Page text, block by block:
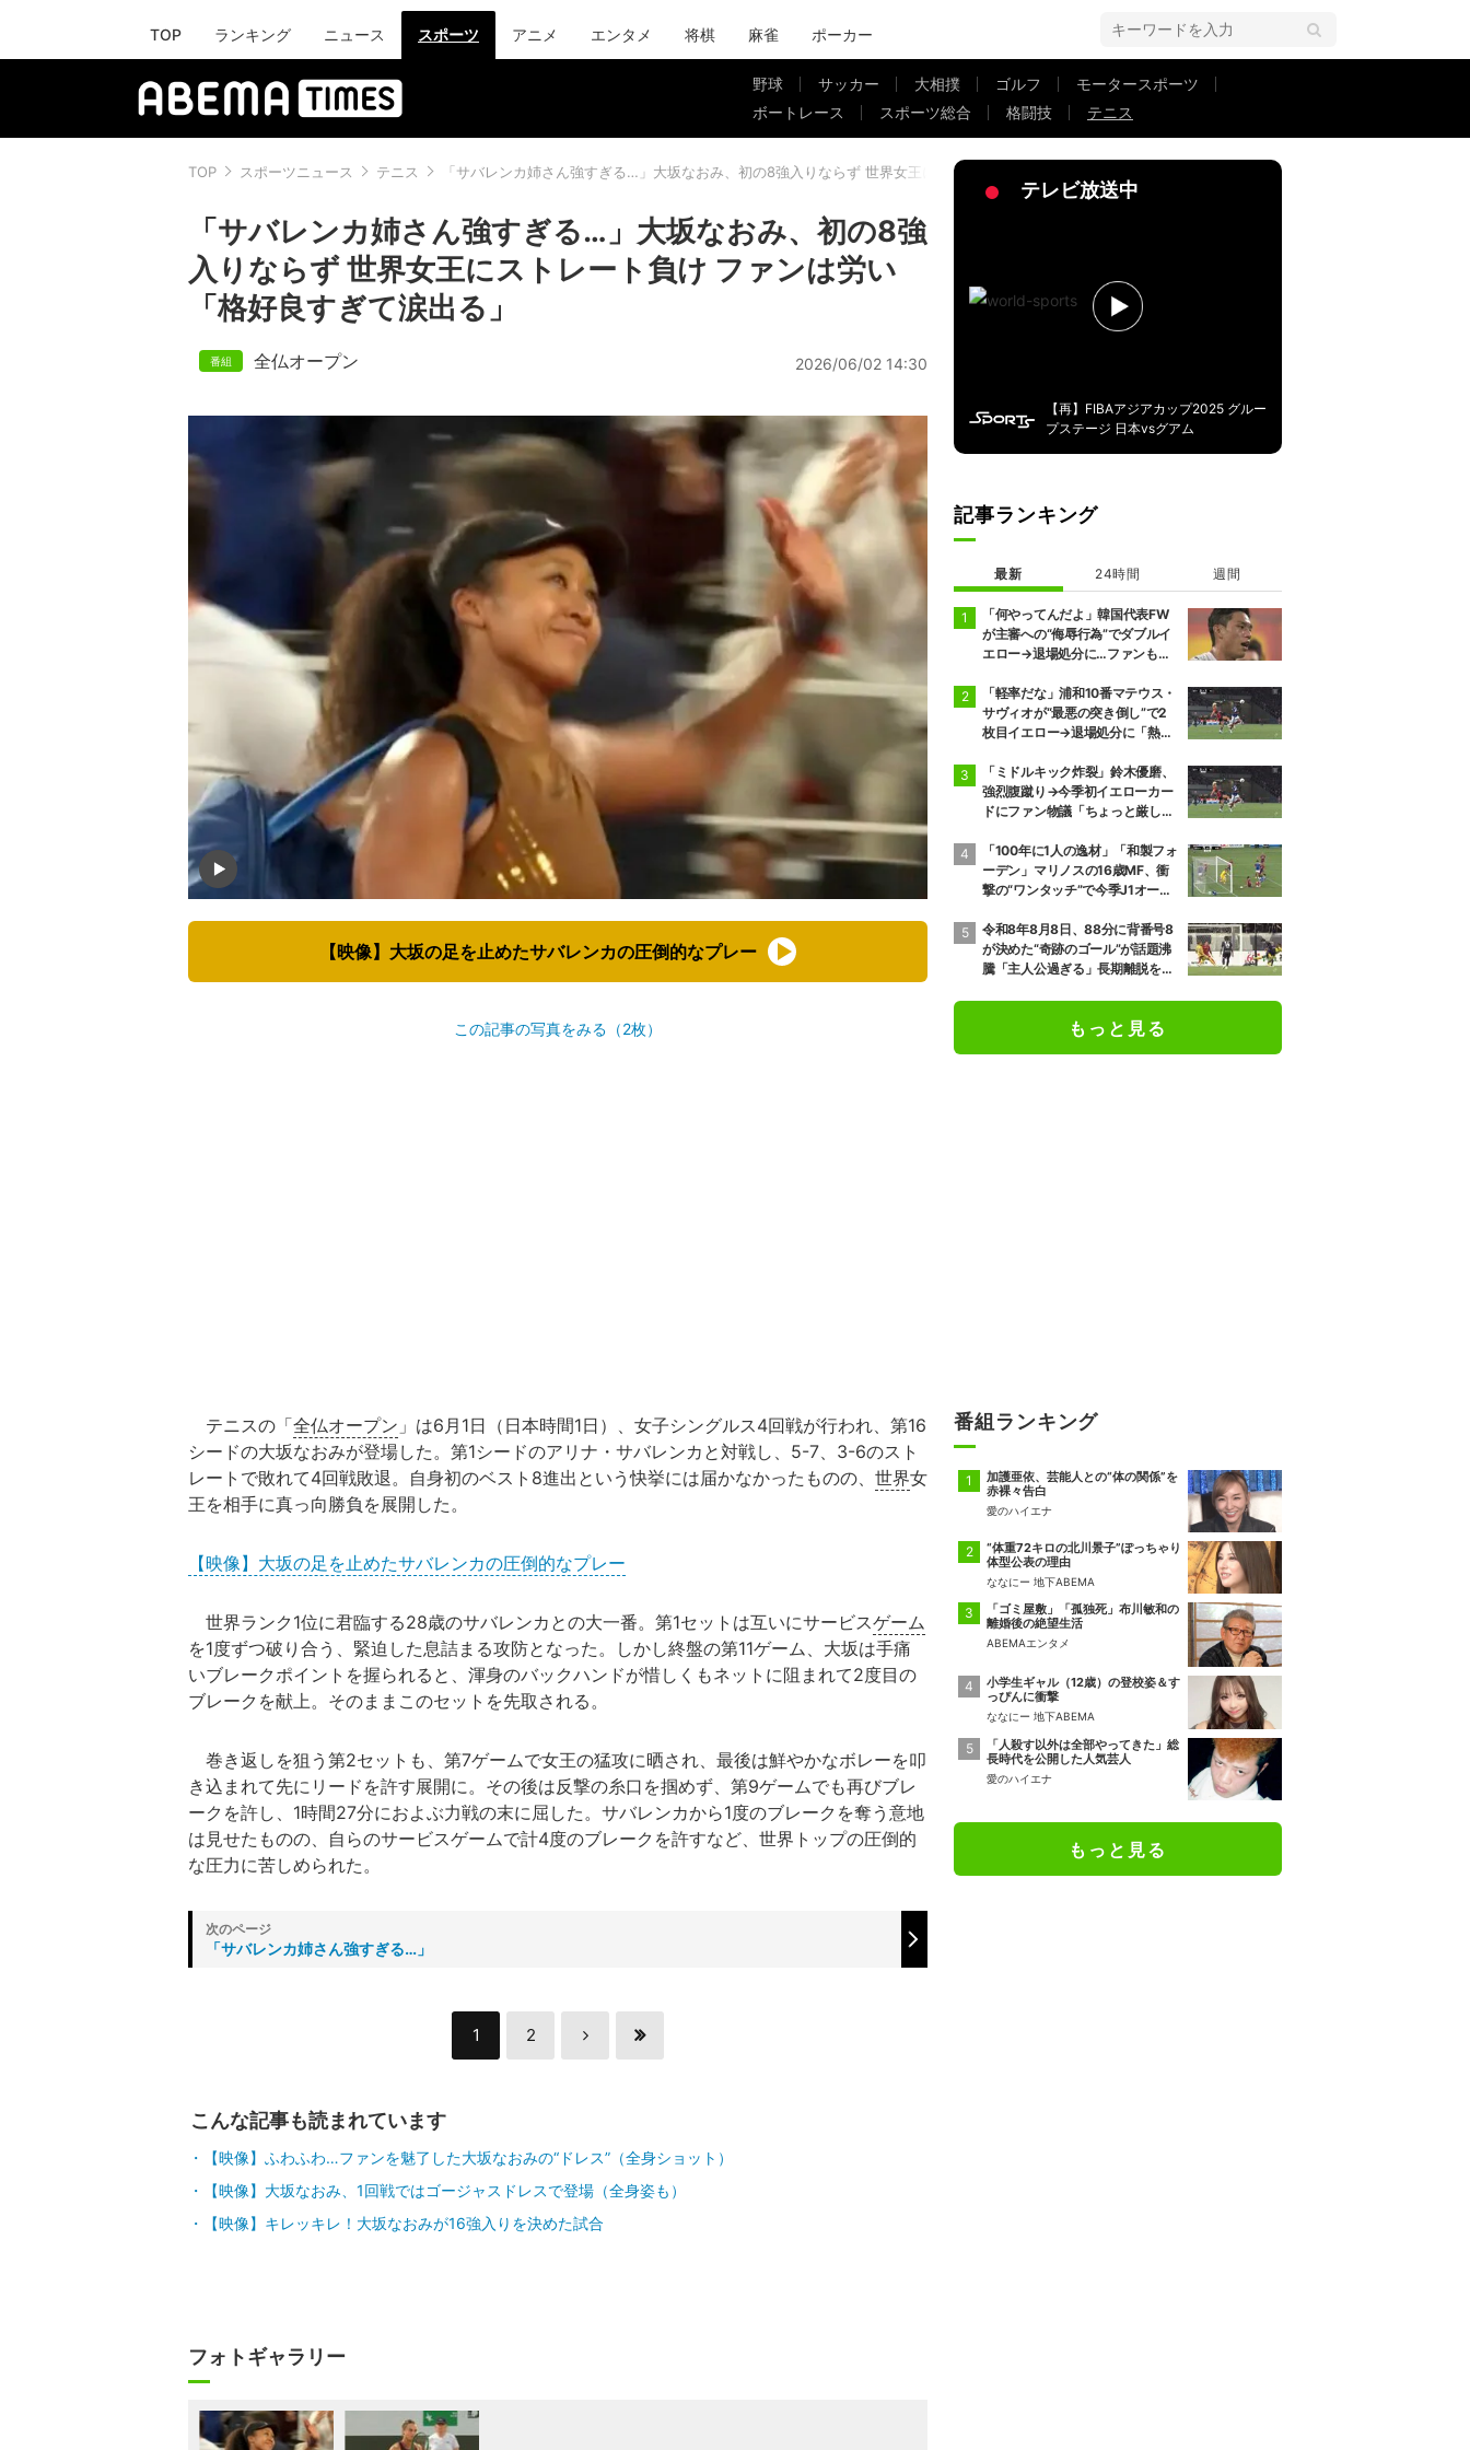
TOP ランキング ニュース スポーツ アニメ エンタメ 将棋 麻雀 ポーカー
野球 サッカー 大相撲 ゴルフ
モータースポーツ
ボートレース
スポーツ総合 格闘技 テニス
TOP スポーツニュース テニス 「サバレンカ姉さん強すぎる…」大坂なおみ、初の8強入りならず 世界女王にストレート負け ファンは労い「格好良すぎて涙出る」
「サバレンカ姉さん強すぎる…」大坂なおみ、初の8強
入りならず 世界女王にストレート負け ファンは労い
「格好良すぎて涙出る」
全仏オープン 2026/06/02 14:30
【映像】大坂の足を止めたサバレンカの圧倒的なプレー
この記事の写真をみる（2枚）
テニスの「全仏オープン 」は6月1日（日本時間1日）、女子シングルス4回戦が行われ、第16
シードの大坂なおみが登場した。第1シードのアリナ・サバレンカと対戦し、5-7、3-6のスト
レートで敗れて4回戦敗退。自身初のベスト8進出という快挙には届かなかったものの、 世界女
王を相手に真っ向勝負を展開した。
【映像】大坂の足を止めたサバレンカの圧倒的なプレー
世界ランク1位に君臨する28歳のサバレンカとの大一番。第1セットは互いにサービスゲーム
を1度ずつ破り合う、緊迫した息詰まる攻防となった。しかし終盤の第11ゲーム、大坂は手痛
いブレークポイントを握られると、渾身のバックハンドが惜しくもネットに阻まれて2度目の
ブレークを献上。そのままこのセットを先取される。
巻き返しを狙う第2セットも、第7ゲームで女王の猛攻に晒され、最後は鮮やかなボレーを叩
き込まれて先にリードを許す展開に。その後は反撃の糸口を掴めず、第9ゲームでも再びブレ
ークを許し、1時間27分におよぶ力戦の末に屈した。サバレンカから1度のブレークを奪う意地
は見せたものの、自らのサービスゲームで計4度のブレークを許すなど、世界トップの圧倒的
な圧力に苦しめられた。
「サバレンカ姉さん強すぎる…」
1 2
こんな記事も読まれています
【映像】ふわふわ…ファンを魅了した大坂なおみの“ドレス”（全身ショット）
【映像】大坂なおみ、1回戦ではゴージャスドレスで登場（全身姿も）
【映像】キレッキレ！大坂なおみが16強入りを決めた試合
フォトギャラリー
テレビ放送中
【再】FIBAアジアカップ2025 グルー
プステージ 日本vsグアム
記事ランキング
最新 24時間 週間
「何やってんだよ」韓国代表FW
が主審への“侮辱行為”でダブルイ
エロー→退場処分に…ファンも
「軽率だな」浦和10番マテウス・
サヴィオが“最悪の突き倒し”で2
枚目イエロー→退場処分に「熱い
「ミドルキック炸裂」鈴木優磨、
強烈腹蹴り→今季初イエローカー
ドにファン物議「ちょっと厳しい
れる」
「100年に1人の逸材」「和製フォ
ーデン」マリノスの16歳MF、衝
撃の“ワンタッチ”で今季J1オープ
戦初ゴールに「歴史を作りよっ
た」
令和8年8月8日、88分に背番号8
が決めた“奇跡のゴール”が話題沸
騰「主人公過ぎる」長期離脱を経
もっと見る
番組ランキング
加護亜依、芸能人との“体の関係”を
赤裸々告白
愛のハイエナ
“体重72キロの北川景子”ぽっちゃり
体型公表の理由
ななにー 地下ABEMA
「ゴミ屋敷」「孤独死」布川敏和の
離婚後の絶望生活
ABEMAエンタメ
小学生ギャル（12歳）の登校姿＆す
っぴんに衝撃
ななにー 地下ABEMA
「人殺す以外は全部やってきた」総
長時代を公開した人気芸人
愛のハイエナ
もっと見る